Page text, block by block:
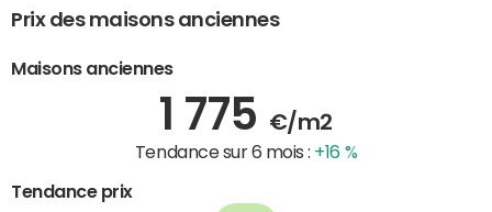
Prix des maisons anciennes
Maisons anciennes
1 775 €/m2
Tendance sur 6 mois : +16 %
Tendance prix